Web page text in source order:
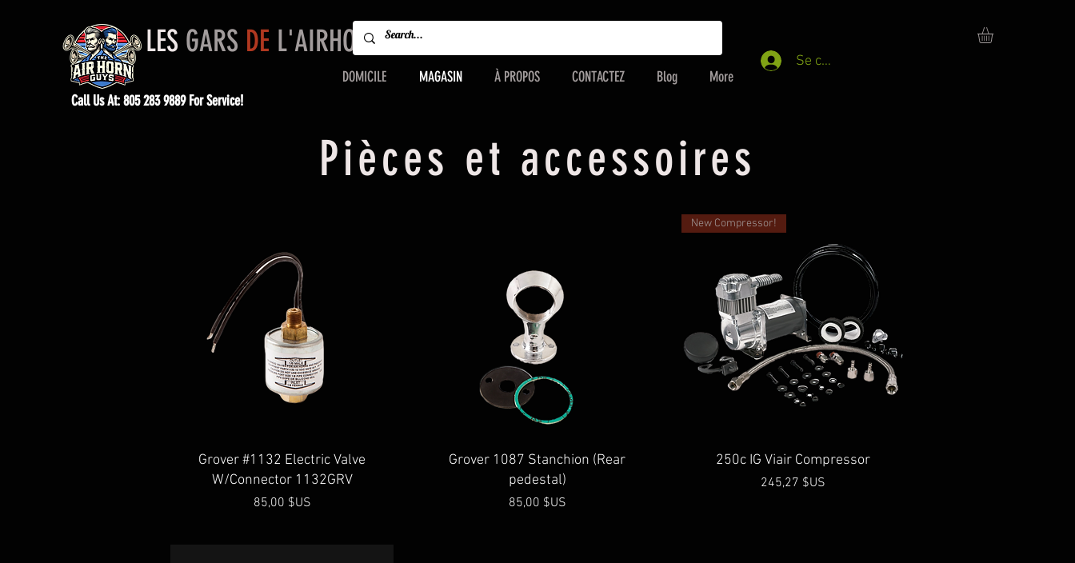
LES GARS DE L'AIRHORN
DOMICILE MAGASIN À PROPOS CONTACTEZ Blog
More
Call Us At: 805 283 9889 For Service!
Se connecter
Pièces et accessoires
Aperçu rapide
Grover #1132 Electric Valve
W/Connector 1132GRV
Prix
85,00 $US
Aperçu rapide
Grover 1087 Stanchion (Rear
pedestal)
Prix
85,00 $US
Aperçu rapide
New Compressor!
250c IG Viair Compressor
Prix
245,27 $US